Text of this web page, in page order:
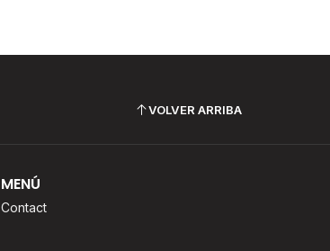
VOLVER ARRIBA
MENÚ
Contact